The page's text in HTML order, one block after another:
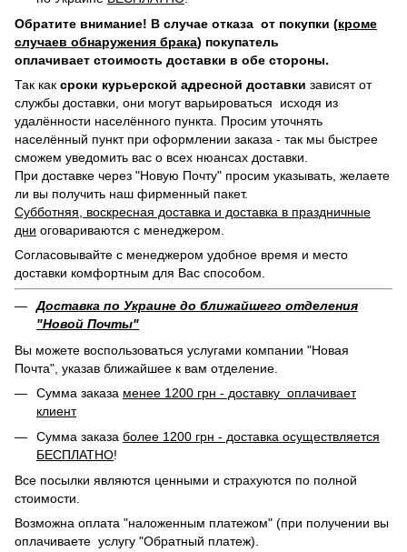
Обратите внимание! В случае отказа от покупки (кроме
случаев обнаружения брака) покупатель
оплачивает стоимость доставки в обе стороны.
Так как сроки курьерской адресной доставки зависят от
службы доставки, они могут варьироваться исходя из
удалённости населённого пункта. Просим уточнять
населённый пункт при оформлении заказа - так мы быстрее
сможем уведомить вас о всех нюансах доставки.
При доставке через "Новую Почту" просим указывать, желаете
ли вы получить наш фирменный пакет.
Субботняя, воскресная доставка и доставка в праздничные
дни оговариваются с менеджером.
Согласовывайте с менеджером удобное время и место
доставки комфортным для Вас способом.
Доставка по Украине до ближайшего отделения
"Новой Почты"
Вы можете воспользоваться услугами компании "Новая
Почта", указав ближайшее к вам отделение.
Сумма заказа менее 1200 грн - доставку оплачивает
клиент
Сумма заказа более 1200 грн - доставка осуществляется
БЕСПЛАТНО!
Все посылки являются ценными и страхуются по полной
стоимости.
Возможна оплата "наложенным платежом" (при получении вы
оплачиваете услугу "Обратный платеж).